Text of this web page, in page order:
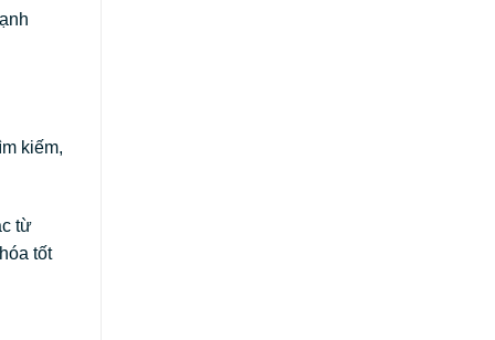
kiếm,
từ
tốt